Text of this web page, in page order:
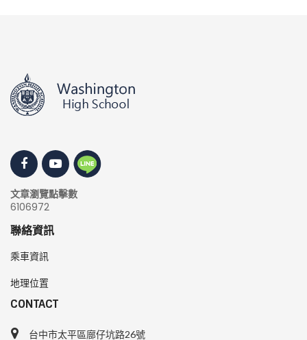
文章瀏覽點擊數
6106972
聯絡資訊
乘車資訊
地理位置
CONTACT
台中市太平區廍仔坑路26號